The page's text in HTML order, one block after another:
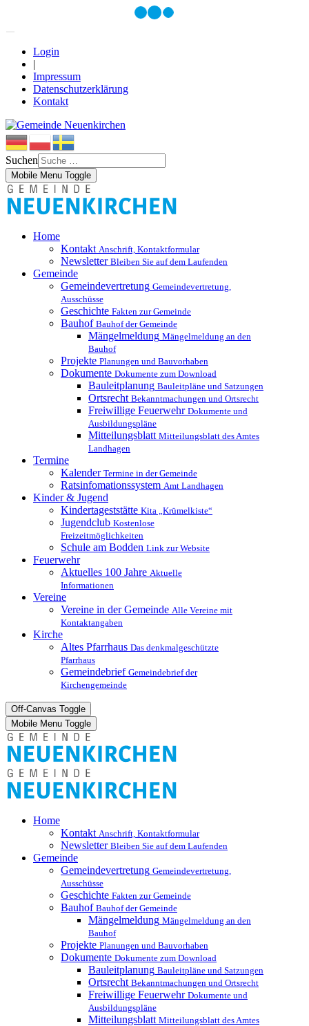
Login
|
Impressum
Datenschutzerklärung
Kontakt
Suchen
Mobile Menu Toggle
Home
Kontakt Anschrift, Kontaktformular
Newsletter Bleiben Sie auf dem Laufenden
Gemeinde
Gemeindevertretung Gemeindevertretung,
Ausschüsse
Geschichte Fakten zur Gemeinde
Bauhof Bauhof der Gemeinde
Mängelmeldung Mängelmeldung an den
Bauhof
Projekte Planungen und Bauvorhaben
Dokumente Dokumente zum Download
Bauleitplanung Bauleitpläne und Satzungen
Ortsrecht Bekanntmachungen und Ortsrecht
Freiwillige Feuerwehr Dokumente und
Ausbildungspläne
Mitteilungsblatt Mitteilungsblatt des Amtes
Landhagen
Termine
Kalender Termine in der Gemeinde
Ratsinfomationssystem Amt Landhagen
Kinder & Jugend
Kindertageststätte Kita „Krümelkiste“
Jugendclub Kostenlose
Freizeitmöglichkeiten
Schule am Bodden Link zur Website
Feuerwehr
Aktuelles 100 Jahre Aktuelle
Informationen
Vereine
Vereine in der Gemeinde Alle Vereine mit
Kontaktangaben
Kirche
Altes Pfarrhaus Das denkmalgeschützte
Pfarrhaus
Gemeindebrief Gemeindebrief der
Kirchengemeinde
Off-Canvas Toggle
Mobile Menu Toggle
Home
Kontakt Anschrift, Kontaktformular
Newsletter Bleiben Sie auf dem Laufenden
Gemeinde
Gemeindevertretung Gemeindevertretung,
Ausschüsse
Geschichte Fakten zur Gemeinde
Bauhof Bauhof der Gemeinde
Mängelmeldung Mängelmeldung an den
Bauhof
Projekte Planungen und Bauvorhaben
Dokumente Dokumente zum Download
Bauleitplanung Bauleitpläne und Satzungen
Ortsrecht Bekanntmachungen und Ortsrecht
Freiwillige Feuerwehr Dokumente und
Ausbildungspläne
Mitteilungsblatt Mitteilungsblatt des Amtes